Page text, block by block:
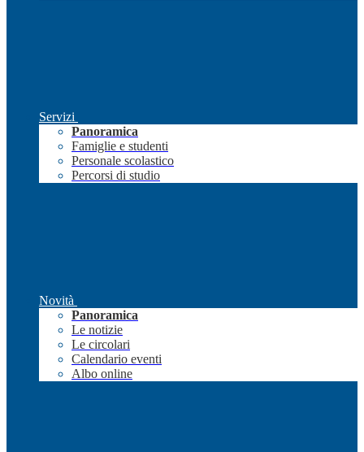
Servizi
Panoramica
Famiglie e studenti
Personale scolastico
Percorsi di studio
Novità
Panoramica
Le notizie
Le circolari
Calendario eventi
Albo online